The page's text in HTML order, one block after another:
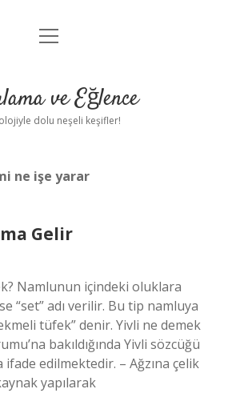
Anasayfa
Yasal Uyarı
menüyü
ve Eğlence
dolu neşeli keşifler!
ne işe yarar
Gelir
Namlunun içindeki oluklara
“set” adı verilir. Bu tip namluya
tüfek” denir. Yivli ne demek
bakıldığında Yivli sözcüğü
edilmektedir. – Ağzına çelik
yapılarak